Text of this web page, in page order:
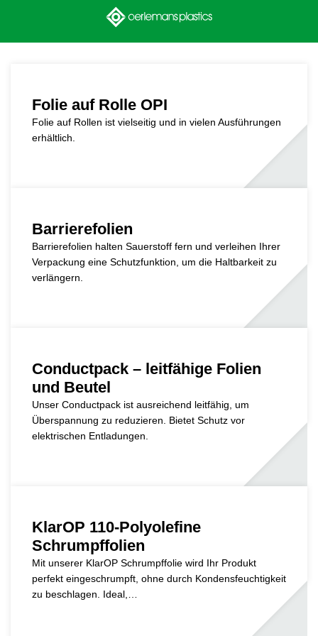
Folie auf Rolle OPI
Folie auf Rollen ist vielseitig und in vielen Ausführungen
erhältlich.
Barrierefolien
Barrierefolien halten Sauerstoff fern und verleihen Ihrer
Verpackung eine Schutzfunktion, um die Haltbarkeit zu
verlängern.
Conductpack – leitfähige Folien
und Beutel
Unser Conductpack ist ausreichend leitfähig, um
Überspannung zu reduzieren. Bietet Schutz vor
elektrischen Entladungen.
KlarOP 110-Polyolefine
Schrumpffolien
Mit unserer KlarOP Schrumpffolie wird Ihr Produkt
perfekt eingeschrumpft, ohne durch Kondensfeuchtigkeit
zu beschlagen. Ideal,…